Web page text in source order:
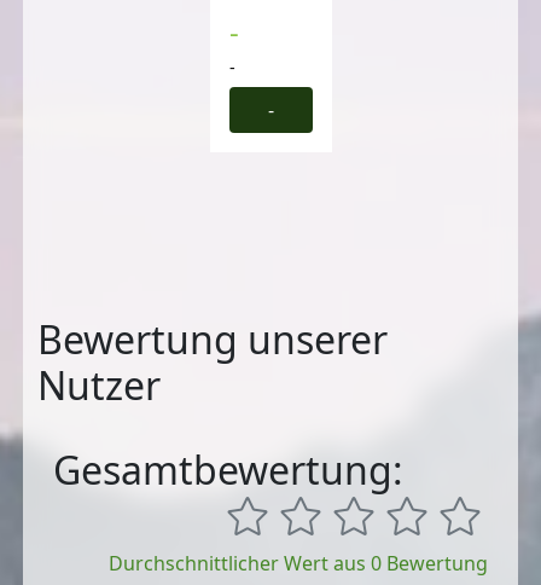
-
-
-
Bewertung unserer
Nutzer
Gesamtbewertung:
Durchschnittlicher Wert aus 0 Bewertung